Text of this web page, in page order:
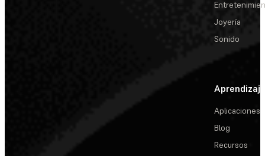
Joyería
Sonido
Aprendizaje
Aplicaciones
Blog
Recursos